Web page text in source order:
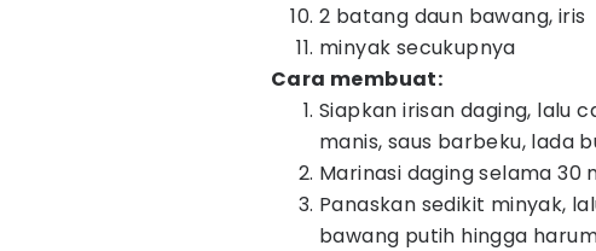
2 batang daun bawang, iris
minyak secukupnya
Cara membuat:
Siapkan irisan daging, lalu
manis, saus barbeku, lada
Marinasi daging selama 30
Panaskan sedikit minyak,
bawang putih hingga